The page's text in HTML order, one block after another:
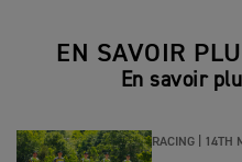
EN SAVOIR
En savoir
RACING | 14TH